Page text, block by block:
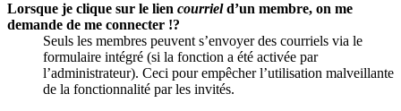
Lorsque je clique sur le lien courrield’un membre, on me
demande de me connecter !?
Seuls les membres peuvent s’envoyer des courriels via le
formulaire intégré (si la fonction a été activée par
l’administrateur). Ceci pour empêcher l’utilisation malveillante
de la fonctionnalité par les invités.